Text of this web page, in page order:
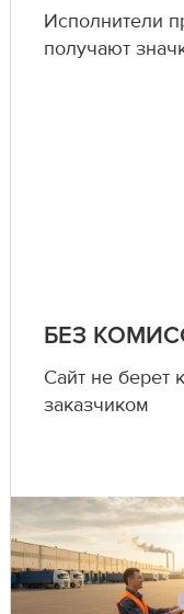
Исполнители
получают
БЕЗ
Сайт не берет
заказчиком